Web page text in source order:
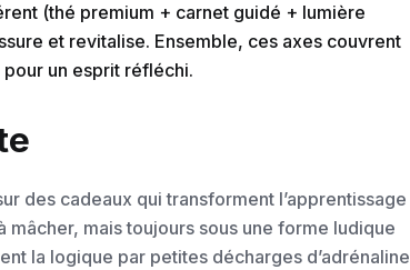
(thé premium + carnet guidé + lumière
et revitalise. Ensemble, ces axes couvrent
un esprit réfléchi.
des cadeaux qui transforment l’apprentissage
mais toujours sous une forme ludique
la logique par petites décharges d’adrénaline